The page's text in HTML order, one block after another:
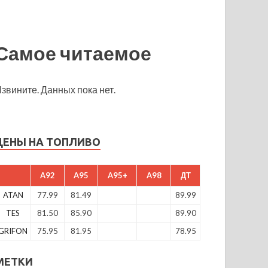
читаемое
Данных пока нет.
НА ТОПЛИВО
A92 A95 A95+ A98 ДТ
ATAN 77.99 81.49
89.99
TES
81.50 85.90
89.90
75.95 81.95 78.95